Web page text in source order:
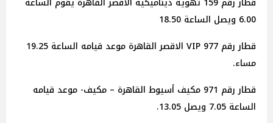
6.00 ويصل الساعة 18.50
قطار رقم 977 VIP الاقصر القاهرة موعد قيامه الساعة 19.25
مساء.
قطار رقم 971 مكيف أسيوط القاهرة – مكيف- موعد قيامه
الساعة 7.05 ويصل 13.05.